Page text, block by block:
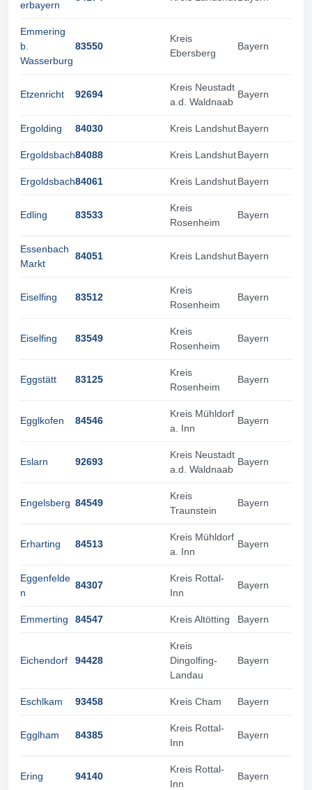
erbayern
Emmering
b.
Wasserburg
83550
Kreis
Ebersberg
Bayern
Etzenricht 92694
Kreis Neustadt
a.d. Waldnaab
Bayern
Ergolding 84030 Kreis LandshutBayern
Ergoldsbach84088 Kreis LandshutBayern
Ergoldsbach84061 Kreis LandshutBayern
Edling 83533
Kreis
Rosenheim
Bayern
Essenbach
Markt
84051 Kreis LandshutBayern
Eiselfing 83512
Kreis
Rosenheim
Bayern
Eiselfing 83549
Kreis
Rosenheim
Bayern
Eggstätt 83125
Kreis
Rosenheim
Bayern
Egglkofen 84546
Kreis Mühldorf
a. Inn
Bayern
Eslarn 92693
Kreis Neustadt
a.d. Waldnaab
Bayern
Engelsberg 84549
Kreis
Traunstein
Bayern
Erharting 84513
Kreis Mühldorf
a. Inn
Bayern
Eggenfelde
n
84307
Kreis Rottal-
Inn
Bayern
Emmerting 84547 Kreis Altötting Bayern
Eichendorf 94428
Kreis
Dingolfing-
Landau
Bayern
Eschlkam 93458 Kreis Cham Bayern
Egglham 84385
Kreis Rottal-
Inn
Bayern
Ering 94140
Kreis Rottal-
Inn
Bayern